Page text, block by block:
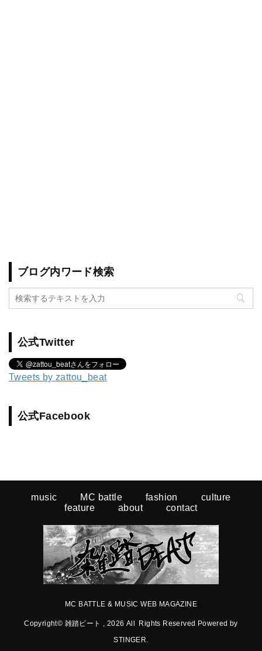
ブログ内ワード検索
公式Twitter
Tweets by zattou_beat
公式Facebook
music MC battle fashion
culture
feature
about contact
MC BATTLE & MUSIC WEB MAGAZINE
Copyright© 雑踏ビート , 2026 All Rights Reserved Powered by
STINGER.